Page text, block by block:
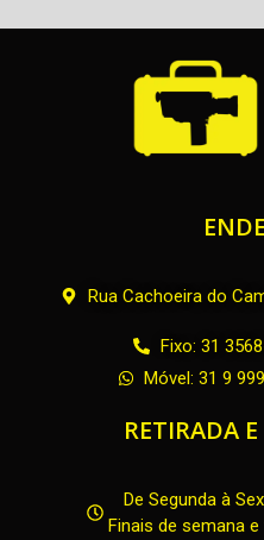
Rua Cachoeira do
Fixo: 31
Móvel: 31 9
RETIRADA
De Segunda à
Finais de semana